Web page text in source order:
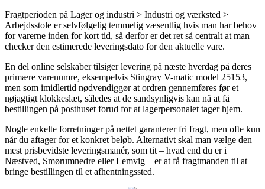
Fragtperioden på Lager og industri > Industri og værksted >
Arbejdsstole er selvfølgelig temmelig væsentlig hvis man har behov
for varerne inden for kort tid, så derfor er det ret så centralt at man
checker den estimerede leveringsdato for den aktuelle vare.
En del online selskaber tilsiger levering på næste hverdag på deres
primære varenumre, eksempelvis Stingray V-matic model 25153,
men som imidlertid nødvendiggør at ordren gennemføres før et
nøjagtigt klokkeslæt, således at de sandsynligvis kan nå at få
bestillingen på posthuset forud for at lagerpersonalet tager hjem.
Nogle enkelte forretninger på nettet garanterer fri fragt, men ofte kun
når du aftager for et konkret beløb. Alternativt skal man vælge den
mest prisbevidste leveringsmanér, som tit – hvad end du er i
Næstved, Smørumnedre eller Lemvig – er at få fragtmanden til at
bringe bestillingen til et afhentningssted.